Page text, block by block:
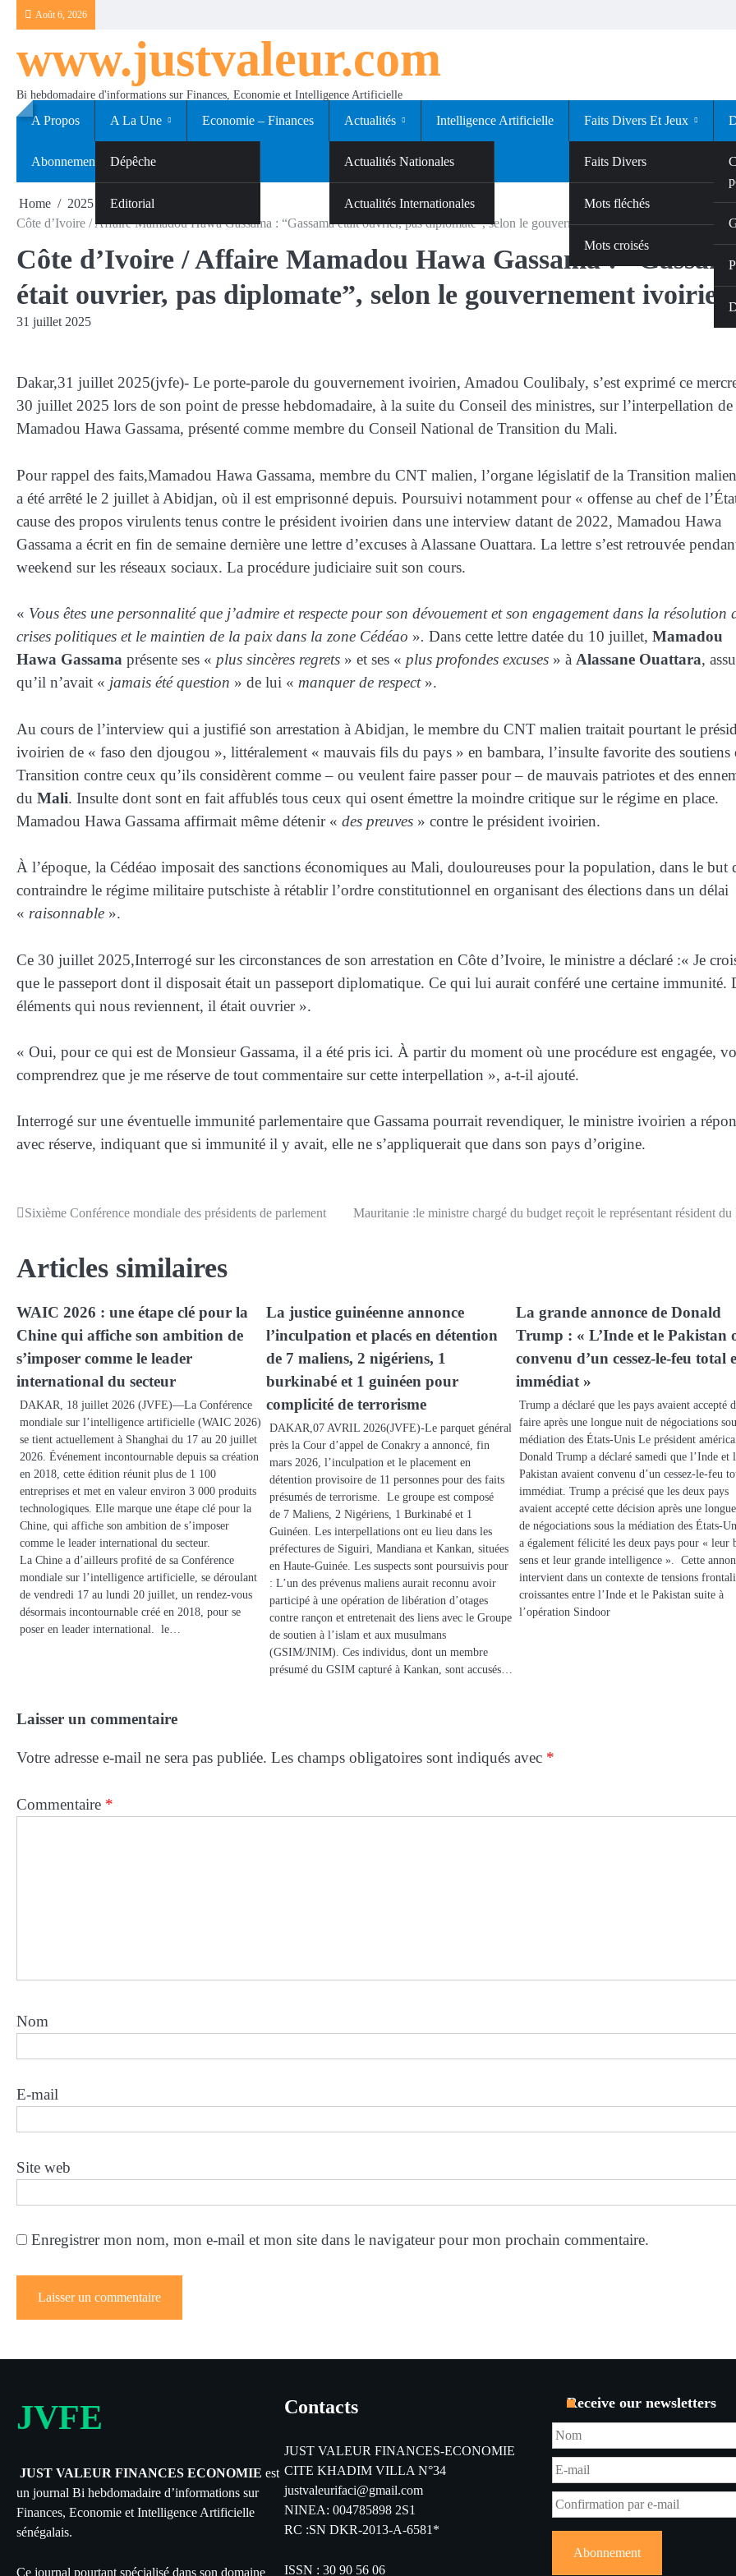
Août 6, 2026
www.justvaleur.com
Bi hebdomadaire d'informations sur Finances, Economie et Intelligence Artificielle
A Propos A La Une
Dépêche
Editorial
Economie – Finances Actualités
Actualités Nationales
Actualités Internationales
Intelligence Artificielle Faits Divers Et Jeux
Faits Divers
Jeux
Mots fléchés
Mots croisés
Abonnements Sport
Home 2025 juillet
Côte d’Ivoire / Affaire Mamadou Hawa Gassama : “Gassama était ouvrier, pas diplomate”, selon le gouvernement ivoirien
Côte d’Ivoire / Affaire Mamadou Hawa Gassama :
était ouvrier, pas diplomate”, selon le gouvernement ivoirien
31 juillet 2025
Dakar,31 juillet 2025(jvfe)- Le porte-parole du gouvernement ivoirien, Amadou Coulibaly, s’est exprimé ce
30 juillet 2025 lors de son point de presse hebdomadaire, à la suite du Conseil des ministres, sur l’interpellation de
Mamadou Hawa Gassama, présenté comme membre du Conseil National de Transition du Mali.
Pour rappel des faits,Mamadou Hawa Gassama, membre du CNT malien, l’organe législatif de la Transition
a été arrêté le 2 juillet à Abidjan, où il est emprisonné depuis. Poursuivi notamment pour « offense au chef de
cause des propos virulents tenus contre le président ivoirien dans une interview datant de 2022, Mamadou Hawa
Gassama a écrit en fin de semaine dernière une lettre d’excuses à Alassane Ouattara. La lettre s’est retrouvée
weekend sur les réseaux sociaux. La procédure judiciaire suit son cours.
« Vous êtes une personnalité que j’admire et respecte pour son dévouement et son engagement dans la résolution
crises politiques et le maintien de la paix dans la zone Cédéao ». Dans cette lettre datée du 10 juillet, Mamadou
Hawa Gassama présente ses « plus sincères regrets » et ses « plus profondes excuses » à Alassane Ouattara,
qu’il n’avait « jamais été question » de lui « manquer de respect».
Au cours de l’interview qui a justifié son arrestation à Abidjan, le membre du CNT malien traitait pourtant le
ivoirien de « faso den djougou », littéralement « mauvais fils du pays » en bambara, l’insulte favorite des soutiens
Transition contre ceux qu’ils considèrent comme – ou veulent faire passer pour – de mauvais patriotes et des
du Mali. Insulte dont sont en fait affublés tous ceux qui osent émettre la moindre critique sur le régime en place.
Mamadou Hawa Gassama affirmait même détenir « des preuves » contre le président ivoirien.
À l’époque, la Cédéao imposait des sanctions économiques au Mali, douloureuses pour la population, dans le but
contraindre le régime militaire putschiste à rétablir l’ordre constitutionnel en organisant des élections dans un délai
« raisonnable ».
Ce 30 juillet 2025,Interrogé sur les circonstances de son arrestation en Côte d’Ivoire, le ministre a déclaré :« Je
que le passeport dont il disposait était un passeport diplomatique. Ce qui lui aurait conféré une certaine immunité.
éléments qui nous reviennent, il était ouvrier ».
« Oui, pour ce qui est de Monsieur Gassama, il a été pris ici. À partir du moment où une procédure est engagée,
comprendrez que je me réserve de tout commentaire sur cette interpellation », a-t-il ajouté.
Interrogé sur une éventuelle immunité parlementaire que Gassama pourrait revendiquer, le ministre ivoirien a
avec réserve, indiquant que si immunité il y avait, elle ne s’appliquerait que dans son pays d’origine.
Navigation
l’article
Sixième Conférence mondiale des présidents de parlement Mauritanie :le ministre chargé du budget reçoit le représentant résident
Articles similaires
WAIC 2026 : une étape clé pour la
Chine qui affiche son ambition de
s’imposer comme le leader
international du secteur
DAKAR, 18 juillet 2026 (JVFE)—La Conférence
mondiale sur l’intelligence artificielle (WAIC 2026)
se tient actuellement à Shanghai du 17 au 20 juillet
2026. Événement incontournable depuis sa création
en 2018, cette édition réunit plus de 1 100
entreprises et met en valeur environ 3 000 produits
technologiques. Elle marque une étape clé pour la
Chine, qui affiche son ambition de s’imposer
comme le leader international du secteur.
La Chine a d’ailleurs profité de sa Conférence
mondiale sur l’intelligence artificielle, se déroulant
de vendredi 17 au lundi 20 juillet, un rendez-vous
désormais incontournable créé en 2018, pour se
poser en leader international. le…
La justice guinéenne annonce
l’inculpation et placés en détention
de 7 maliens, 2 nigériens, 1
burkinabé et 1 guinéen pour
complicité de terrorisme
DAKAR,07 AVRIL 2026(JVFE)-Le parquet général
près la Cour d’appel de Conakry a annoncé, fin
mars 2026, l’inculpation et le placement en
détention provisoire de 11 personnes pour des faits
présumés de terrorisme. Le groupe est composé
de 7 Maliens, 2 Nigériens, 1 Burkinabé et 1
Guinéen. Les interpellations ont eu lieu dans les
préfectures de Siguiri, Mandiana et Kankan, situées
en Haute-Guinée. Les suspects sont poursuivis pour
: L’un des prévenus maliens aurait reconnu avoir
participé à une opération de libération d’otages
contre rançon et entretenait des liens avec le Groupe
de soutien à l’islam et aux musulmans
(GSIM/JNIM). Ces individus, dont un membre
présumé du GSIM capturé à Kankan, sont accusés…
La grande annonce de Donald
Trump : « L’Inde et le Pakistan
convenu d’un cessez-le-feu total
immédiat »
Trump a déclaré que les pays avaient accepté
faire après une longue nuit de négociations
médiation des États-Unis Le président
Donald Trump a déclaré samedi que l’Inde et
Pakistan avaient convenu d’un cessez-le-feu
immédiat. Trump a précisé que les deux pays
avaient accepté cette décision après une
de négociations sous la médiation des États-
a également félicité les deux pays pour « leur
sens et leur grande intelligence ». Cette
intervient dans un contexte de tensions
croissantes entre l’Inde et le Pakistan suite à
l’opération Sindoor
Laisser un commentaire
Votre adresse e-mail ne sera pas publiée. Les champs obligatoires sont indiqués avec *
Commentaire *
Nom
E-mail
Site web
Enregistrer mon nom, mon e-mail et mon site dans le navigateur pour mon prochain commentaire.
JVFE
JUST VALEUR FINANCES ECONOMIE est
un journal Bi hebdomadaire d’informations sur
Finances, Economie et Intelligence Artificielle
sénégalais.
Ce journal pourtant spécialisé dans son domaine
Contacts
JUST VALEUR FINANCES-ECONOMIE
CITE KHADIM VILLA N°34
justvaleurifaci@gmail.com
NINEA: 004785898 2S1
RC :SN DKR-2013-A-6581*
ISSN : 30 90 56 06
Receive our newsletters